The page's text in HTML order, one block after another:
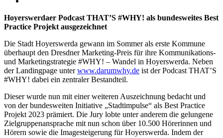
Hoyerswerdaer Podcast THAT’S #WHY! als bundesweites Best
Practice Projekt ausgezeichnet
Die Stadt Hoyerswerda gewann im Sommer als erste Kommune
überhaupt den Dresdner Marketing-Preis für ihre Kommunikations-
und Marketingstrategie #WHY! – Wandel in Hoyerswerda. Neben
der Landingpage unterwww.darumwhy.de ist der Podcast THAT’S
#WHY! dabei ein zentraler Bestandteil.
Dieser wurde nun mit einer weiteren Auszeichnung bedacht und
von der bundesweiten Initiative „Stadtimpulse“ als Best Practice
Projekt 2023 prämiert. Die Jury lobte unter anderem die gelungene
Zielgruppenansprache mit nun schon über 10.500 Hörerinnen und
Hörern sowie die Imagesteigerung für Hoyerswerda. Indem der